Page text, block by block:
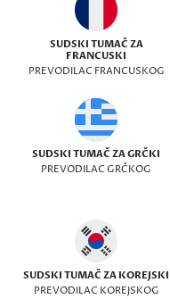
SUDSKI TUMAČ ZA
FRANCUSKI
PREVODILAC FRANCUSKOG
SUDSKI TUMAČ ZA GRČKI
PREVODILAC GRČKOG
SUDSKI TUMAČ ZA KOREJSKI
PREVODILAC KOREJSKOG